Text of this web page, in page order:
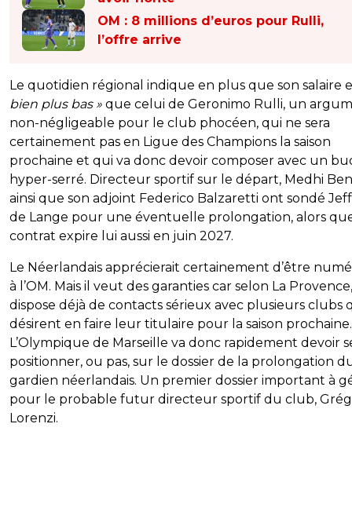
OM : 8 millions d’euros pour Rulli,
l’offre arrive
Le quotidien régional indique en plus que son salaire
bien plus bas » que celui de Geronimo Rulli, un
non-négligeable pour le club phocéen, qui ne sera
certainement pas en Ligue des Champions la saison
prochaine et qui va donc devoir composer avec un
hyper-serré. Directeur sportif sur le départ, Medhi
ainsi que son adjoint Federico Balzaretti ont sondé
de Lange pour une éventuelle prolongation, alors
contrat expire lui aussi en juin 2027.
Le Néerlandais apprécierait certainement d’être
à l’OM. Mais il veut des garanties car selon La
dispose déjà de contacts sérieux avec plusieurs clubs
désirent en faire leur titulaire pour la saison prochaine.
L’Olympique de Marseille va donc rapidement devoir
positionner, ou pas, sur le dossier de la prolongation
gardien néerlandais. Un premier dossier important à
pour le probable futur directeur sportif du club,
Lorenzi.